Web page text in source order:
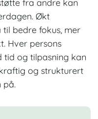
fra andre kan
Økt
bedre fokus, mer
Hver persons
tid og tilpasning kan
og strukturert
på.